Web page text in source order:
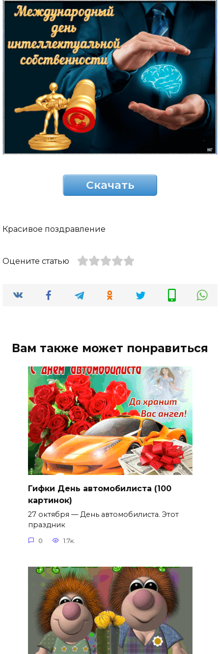
Скачать
Красивое поздравление
Оцените статью
Вам также может понравиться
Гифки День автомобилиста (100
картинок)
27 октября — День автомобилиста. Этот
праздник
0 1.7к.